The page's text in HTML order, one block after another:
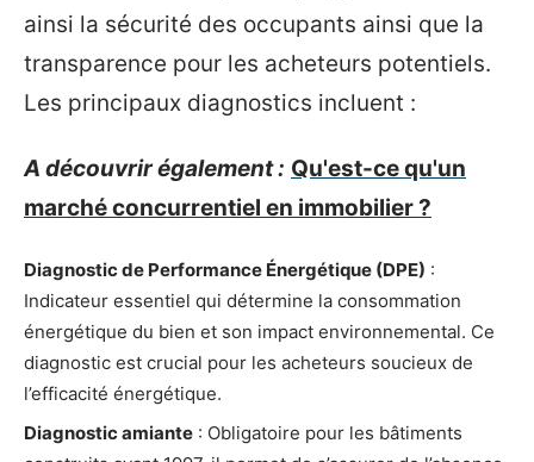
ainsi la sécurité des occupants ainsi que la
transparence pour les acheteurs potentiels.
Les principaux diagnostics incluent :
A découvrir également : Qu'est-ce qu'un
marché concurrentiel en immobilier ?
Diagnostic de Performance Énergétique (DPE) :
Indicateur essentiel qui détermine la consommation
énergétique du bien et son impact environnemental. Ce
diagnostic est crucial pour les acheteurs soucieux de
l’efficacité énergétique.
Diagnostic amiante : Obligatoire pour les bâtiments